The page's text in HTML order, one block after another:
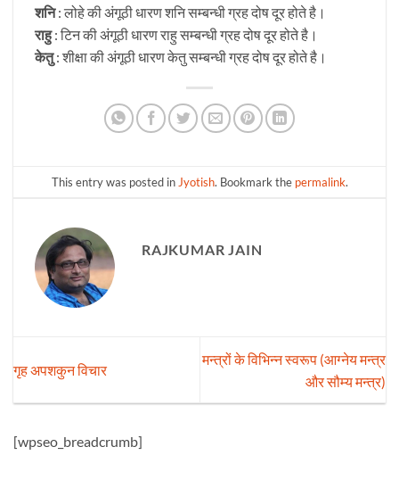
शनि: लोहे की अंगूठी धारण शनि सम्बन्धी ग्रह दोष दूर होते है।
राहु: टिन की अंगूठी धारण राहु सम्बन्धी ग्रह दोष दूर होते है।
केतु: शीक्षा की अंगूठी धारण केतु सम्बन्धी ग्रह दोष दूर होते है।
This entry was posted in Jyotish. Bookmark the permalink.
RAJKUMAR JAIN
गृह अपशकुन विचार
मन्त्रों के विभिन्न स्वरूप (आग्नेय मन्त्र
और सौम्य मन्त्र)
[wpseo_breadcrumb]